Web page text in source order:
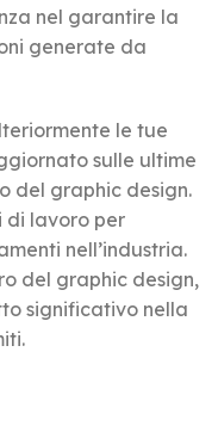
nel garantire la
generate da
le tue
sulle ultime
del graphic design.
di lavoro per
nell’industria.
del graphic design,
significativo nella